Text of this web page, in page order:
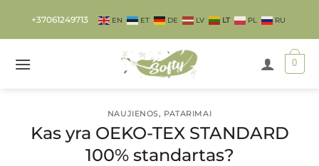
content
+37061249713 EN ET DE LV LT PL RU
0
NAUJIENOS, PATARIMAI
Kas yra OEKO-TEX STANDARD
100% standartas?